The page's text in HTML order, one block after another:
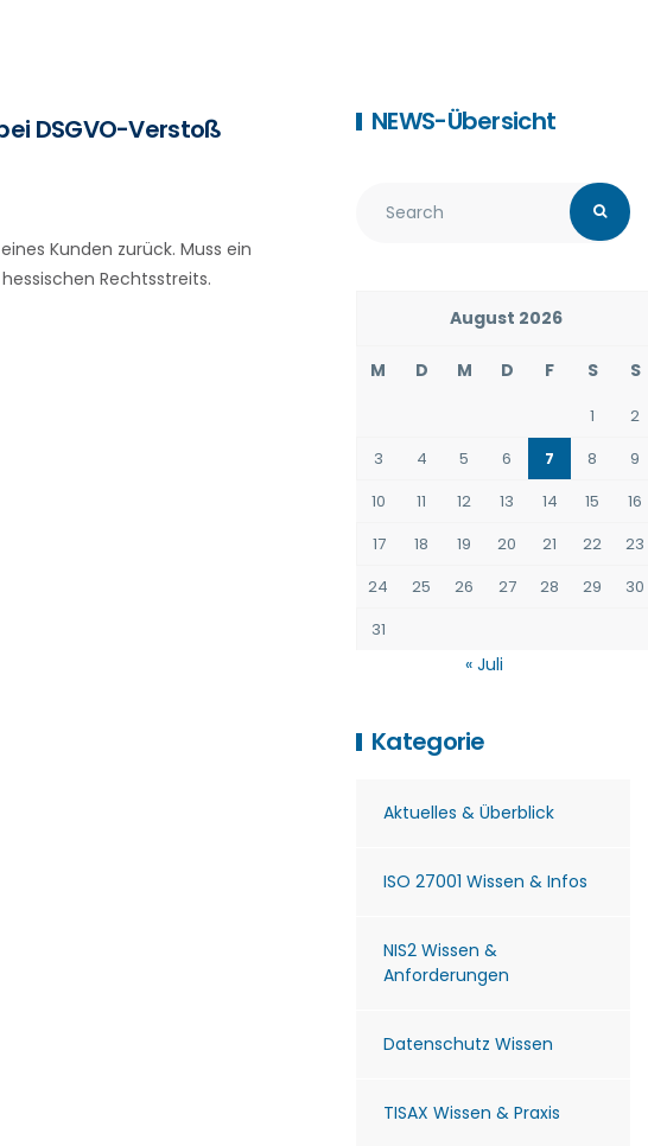
DSGVO-Verstoß
Kunden zurück. Muss ein
Rechtsstreits.
NEWS-Übersicht
August 2026
M D M D F S S
1
2
3
4 5 6 7 8
9
10
11 12 13 14 15
16
17
18 19 20 21 22
23
24
25 26 27 28 29
30
31
« Juli
Kategorie
Aktuelles & Überblick
ISO 27001 Wissen & Infos
NIS2 Wissen &
Anforderungen
Datenschutz Wissen
TISAX Wissen & Praxis